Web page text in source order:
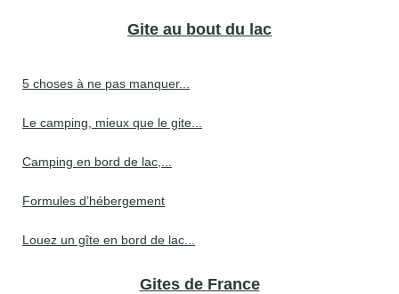
Gite au bout du lac
5 choses à ne pas manquer...
Le camping, mieux que le gite...
Camping en bord de lac,...
Formules d’hébergement
Louez un gîte en bord de lac...
Gites de France